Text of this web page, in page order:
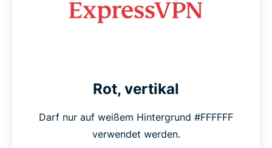
Rot, vertikal
Darf nur auf weißem Hintergrund #FFFFFF
verwendet werden.